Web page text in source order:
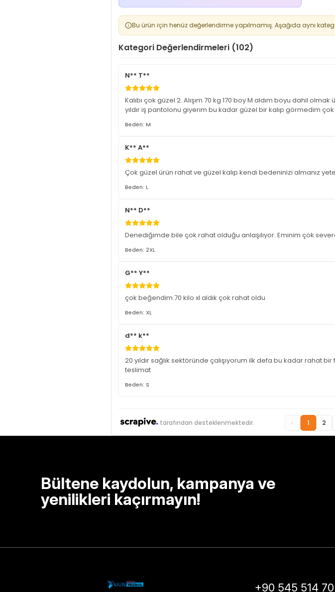
Bu ürün için henüz değerlendirme yapılmamış. Aşağıda aynı
Kategori Değerlendirmeleri (102)
N** T**
Kalıbı çok güzel 2. Alışım 70 kg 170 boy M aldım boyu dahil
yıldır iş pantolonu giyerım bu kadar güzel bir kalıp görmedim
Beden: M
K** A**
Çok güzel ürün rahat ve güzel kalıp kendi bedeninizi almanız
Beden: L
N** D**
Denediğimde bile çok rahat olduğu anlaşılıyor. Eminim çok
Beden: 2XL
G** Y**
çok beğendim 70 kilo xl aldık çok rahat oldu
Beden: XL
d** k**
20 yıldır sağlık sektöründe çalışıyorum ilk defa bu kadar rahat
teslimat
Beden: S
tarafından desteklenmektedir. ‹ 1 2
Bültene kaydolun, kampanya ve
yenilikleri kaçırmayın!
+90 545 514